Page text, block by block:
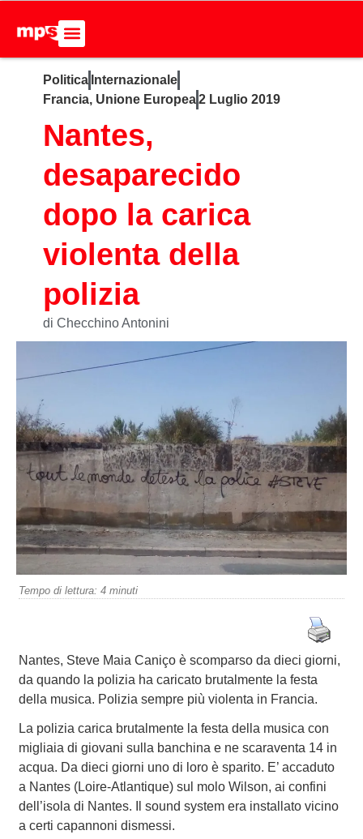
Politica Internazionale
Francia, Unione Europea2 Luglio 2019
Nantes,
desaparecido
dopo la carica
violenta della
polizia
di Checchino Antonini
Tempo di lettura: 4 minuti
Nantes, Steve Maia Caniço è scomparso da dieci giorni,
da quando la polizia ha caricato brutalmente la festa
della musica. Polizia sempre più violenta in Francia.
La polizia carica brutalmente la festa della musica con
migliaia di giovani sulla banchina e ne scaraventa 14 in
acqua. Da dieci giorni uno di loro è sparito. E’ accaduto
a Nantes (Loire-Atlantique) sul molo Wilson, ai confini
dell’isola di Nantes. Il sound system era installato vicino
a certi capannoni dismessi.